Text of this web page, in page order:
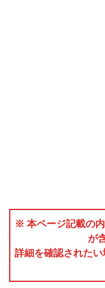
※ 本ページ記載の
が
詳細を確認された